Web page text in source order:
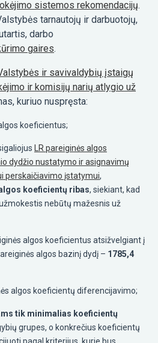
sistemos rekomendacijų.
tarnautojų ir darbuotojų,
darbo
gaires.
ir savivaldybių įstaigų
ir komisijų narių atlygio už
kuriuo nuspręsta:
koeficientus;
LR pareiginės algos
dydžio nustatymo ir asignavimų
perskaičiavimo įstatymui,
koeficientų ribas, siekiant, kad
nebūtų mažesnis už
algos koeficientus atsižvelgiant į
algos bazinį dydį – 1785,4
algos koeficientų diferencijavimo;
tik minimalias koeficientų
grupes, o konkrečius koeficientų
pagal kriterijus, kurie bus